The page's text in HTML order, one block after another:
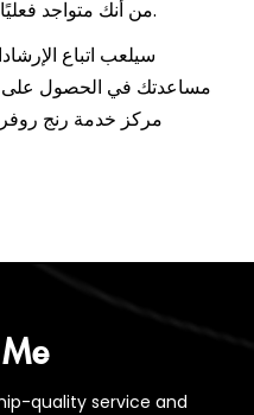
من أنك متواجد فعليًا خلال إجراءات الخدمة والإصلاح.
سيلعب اتباع
مساعدتك في الحصول
مركز خدمة رنج
quality service and